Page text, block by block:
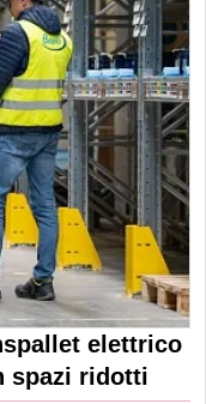
elettrico
spazi ridotti